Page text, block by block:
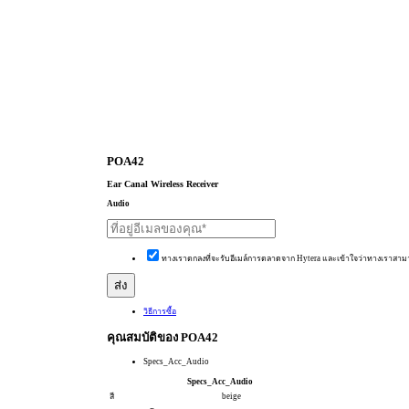
POA42
Ear Canal Wireless Receiver
Audio
ทางเราตกลงที่จะรับอีเมล์การตลาดจาก Hytera และเข้าใจว่าทางเราส
วิธีการซื้อ
คุณสมบัติของ POA42
Specs_Acc_Audio
Specs_Acc_Audio
สี
beige